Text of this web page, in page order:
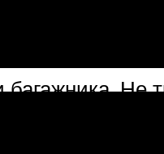
Не
(сверление